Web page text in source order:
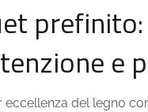
prefinito:
e
eccellenza del legno